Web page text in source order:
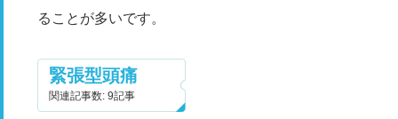
ることが多いです。
緊張型頭痛
関連記事数: 9記事